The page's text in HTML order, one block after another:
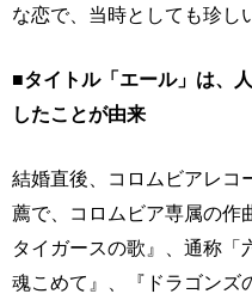
な恋で、当時としても珍し
■タイトル「エール」は、
したことが由来
結婚直後、コロムビアレコ
薦で、コロムビア専属の作
タイガースの歌』、通称「
魂こめて』、『ドラゴンズ